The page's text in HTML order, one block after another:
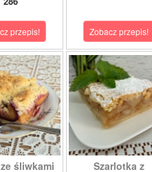
przepis! Zobacz przepis!
śliwkami Szarlotka z